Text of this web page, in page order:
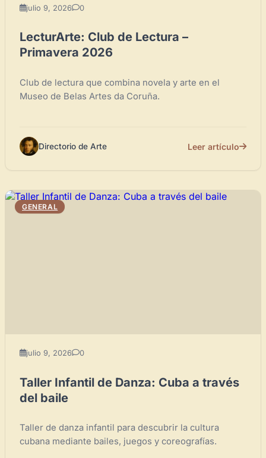
julio 9, 2026 0
LecturArte: Club de Lectura –
Primavera 2026
Club de lectura que combina novela y arte en el
Museo de Belas Artes da Coruña.
Directorio de Arte Leer artículo
GENERAL
julio 9, 2026 0
Taller Infantil de Danza: Cuba a través
del baile
Taller de danza infantil para descubrir la cultura
cubana mediante bailes, juegos y coreografías.